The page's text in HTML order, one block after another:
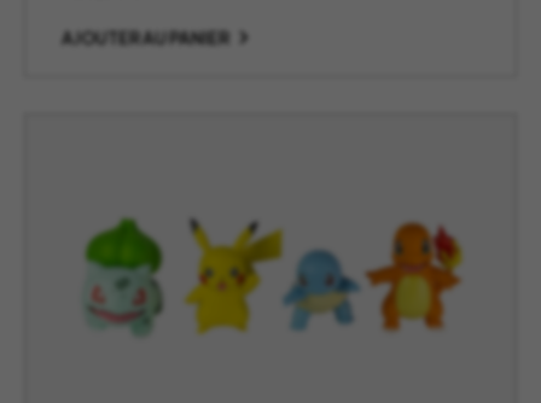
AJOUTER AU PANIER